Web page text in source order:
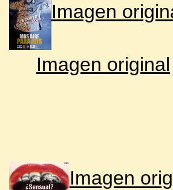
Imagen
Imagen original
Imagen